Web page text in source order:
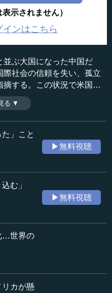
示されません）
ンはこちら
並ぶ大国になった中国だ
社会の信頼を失い、孤立
する。この状況で米国と
危険だ。中国国内におい
めた兆候が見られるとの
）
ンミニッツTV編集長）
中国の窮状
したということになりま
す。これはシミュレーシ
中国側はどういう動きを
らみると、どういう手を
ますか。
る ▼
」こと
▶無料視聴
む」
▶無料視聴
…世界の
リカが懸